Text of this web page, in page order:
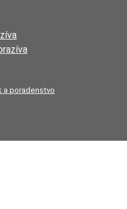
a poradenstvo